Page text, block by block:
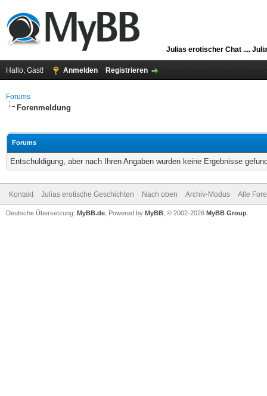
Julias erotischer Chat ....
Hallo, Gast! Anmelden Registrieren
Forums
Forenmeldung
Forums
Entschuldigung, aber nach Ihren Angaben wurden keine Ergebnisse
Kontakt Julias erotische Geschichten Nach oben Archiv-Modus Alle
Deutsche Übersetzung: MyBB.de , Powered by MyBB , © 2002-2026 MyBB Group